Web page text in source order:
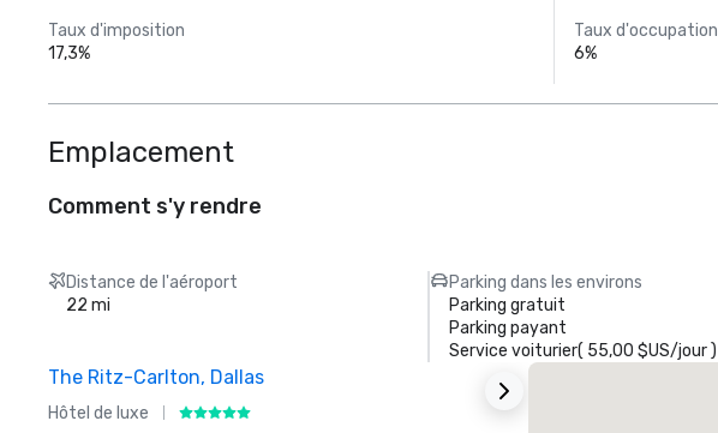
Taux d'imposition
17,3%
Taux d'occupation
6%
Emplacement
Comment s'y rendre
Distance de l'aéroport
22 mi
Parking dans les environs
Parking gratuit
Parking payant
Service voiturier( 55,00 $US/jour)
The Ritz-Carlton, Dallas
Hôtel de luxe
Crowne Plaza
Dallas Market
Ctr - Love
Field